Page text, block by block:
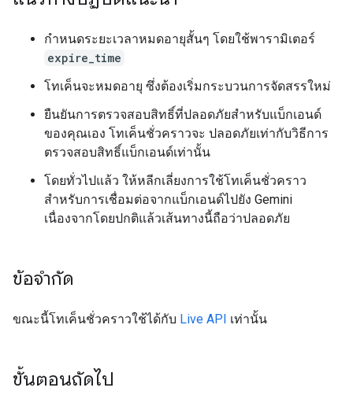
กำหนดระยะเวลาหมดอายุสั้นๆ โดยใช้พารามิเตอร์
expire_time
โทเค็นจะหมดอายุ ซึ่งต้องเริ่มกระบวนการจัดสรรใหม่
ยืนยันการตรวจสอบสิทธิ์ที่ปลอดภัยสำหรับแบ็กเอนด์
ของคุณเอง โทเค็นชั่วคราวจะ ปลอดภัยเท่ากับวิธีการ
ตรวจสอบสิทธิ์แบ็กเอนด์เท่านั้น
โดยทั่วไปแล้ว ให้หลีกเลี่ยงการใช้โทเค็นชั่วคราว
สำหรับการเชื่อมต่อจากแบ็กเอนด์ไปยัง Gemini
เนื่องจากโดยปกติแล้วเส้นทางนี้ถือว่าปลอดภัย
ข้อจำกัด
ขณะนี้โทเค็นชั่วคราวใช้ได้กับ Live API เท่านั้น
ขั้นตอนถัดไป